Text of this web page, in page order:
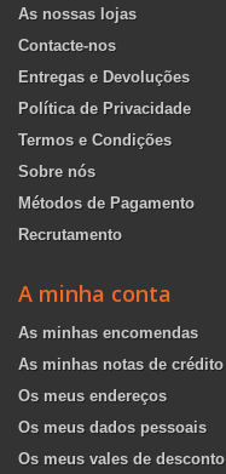
As nossas lojas
Contacte-nos
Entregas e Devoluções
Política de Privacidade
Termos e Condições
Sobre nós
Métodos de Pagamento
Recrutamento
A minha conta
As minhas encomendas
As minhas notas de crédito
Os meus endereços
Os meus dados pessoais
Os meus vales de desconto